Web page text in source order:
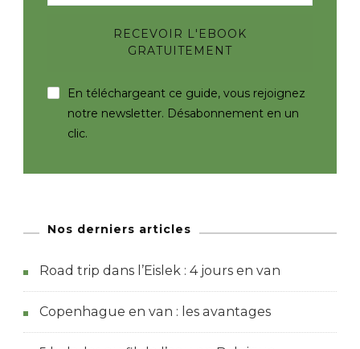
En téléchargeant ce guide, vous rejoignez
notre newsletter. Désabonnement en un
clic.
Nos derniers articles
Road trip dans l’Eislek : 4 jours en van
Copenhague en van : les avantages